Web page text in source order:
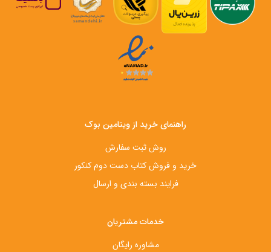
راهنمای خرید از ویتامین بوک
روش ثبت سفارش
خرید و فروش کتاب دست‌ دوم کنکور
فرایند بسته بندی و ارسال
خدمات مشتریان
مشاوره رایگان